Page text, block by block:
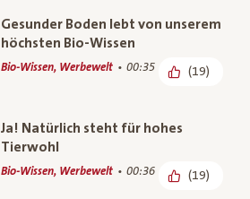
Gesunder Boden lebt von unserem
höchsten Bio-Wissen
Bio-Wissen, Werbewelt 00:35 (19)
Ja! Natürlich steht für hohes
Tierwohl
Bio-Wissen, Werbewelt 00:36 (19)